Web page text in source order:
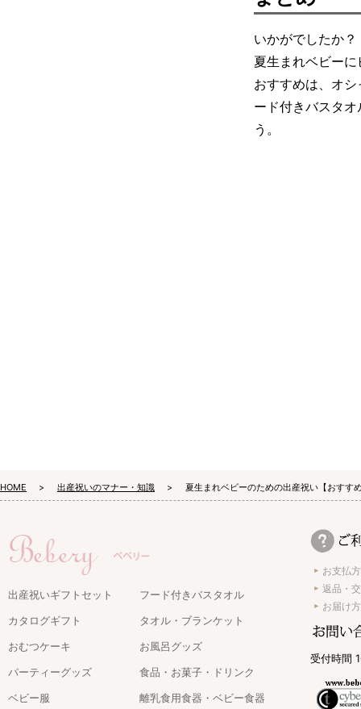
いかがでしたか？
夏生まれベビー
おすすめは、オ
ード付きバスタ
う。
HOME 出産祝いのマナー・知識 夏生まれベビーのための出産祝い【おすす
出産祝いギフトセット
フード付きバスタオル
カタログギフト
タオル・ブランケット
おむつケーキ
お風呂グッズ
パーティーグッズ
食品・お菓子・ドリンク
ベビー服
離乳食用食器・ベビー食器
お支払
返品・
お届け
受付時間